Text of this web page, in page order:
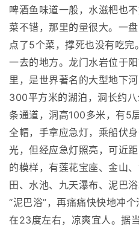
啤酒鱼味道一般，水滋杷也
菜不错，那里的量很大。一
点了5个菜，撑死也没有吃
一去的地方。龙门水岩位于
里，是世界著名的大型地下
300平方米的湖泊，洞长约
条通道，洞高100多米，有5
全帽，手拿应急灯，乘船伏
光，但经应急灯照亮，可近
的模样，有莲花宝座、金山
田、水池、九天瀑布、泥巴
“泥巴浴”，再痛痛快快地冲
在23度左右，凉爽宜人。据